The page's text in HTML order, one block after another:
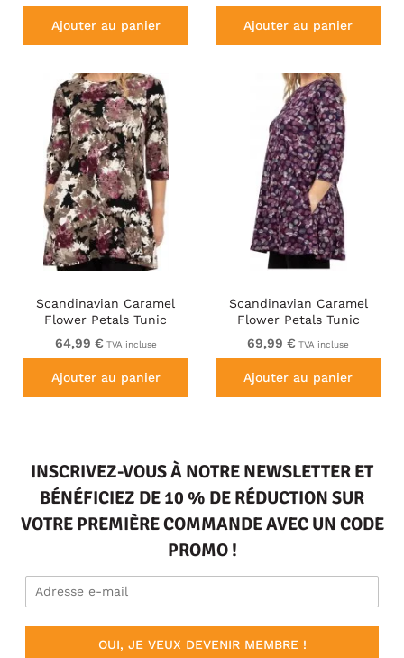
Ajouter au panier Ajouter au panier
Scandinavian Caramel
Flower Petals Tunic
Brown
64,99 € TVA incluse
Ajouter au panier
Scandinavian Caramel
Flower Petals Tunic
Purple
69,99 € TVA incluse
Ajouter au panier
INSCRIVEZ-VOUS À NOTRE NEWSLETTER ET
BÉNÉFICIEZ DE 10 % DE RÉDUCTION SUR
VOTRE PREMIÈRE COMMANDE AVEC UN CODE
PROMO !
OUI, JE VEUX DEVENIR MEMBRE !